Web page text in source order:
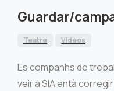
Guardar/
Teatre Vidèos
Es companhs de
veir a SIA entà